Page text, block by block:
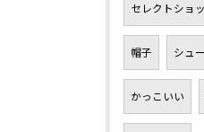
セレクトショ
帽子 シュ
かっこいい